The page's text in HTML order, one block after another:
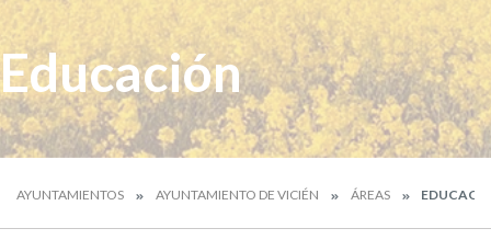
Educación
AYUNTAMIENTOS AYUNTAMIENTO DE VICIÉN ÁREAS